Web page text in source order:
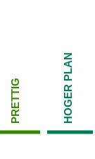
PRETTIG HOGER PLAN